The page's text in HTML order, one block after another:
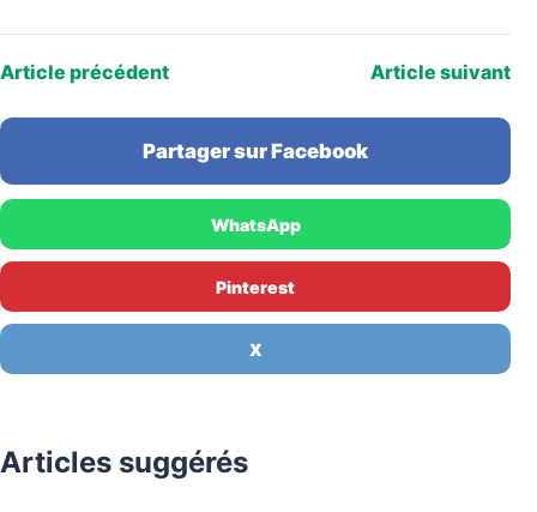
Article précédent Article suivant
Partager sur Facebook
WhatsApp
Pinterest
X
Articles suggérés